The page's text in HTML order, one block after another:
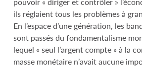
ils réglaient tous les problèmes à
En l’espace d’une génération, les
sont passés du fondamentalisme
lequel « seul l’argent compte » à la
masse monétaire n’avait aucune